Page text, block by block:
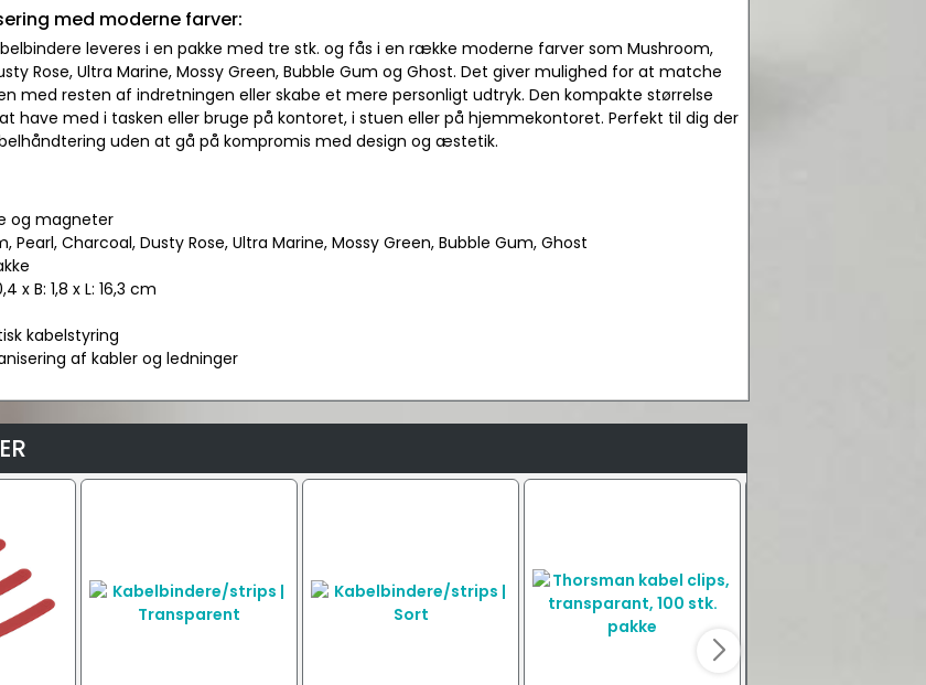
med moderne farver:
leveres i en pakke med tre stk. og fås i en række moderne farver som Mushroom,
Rose, Ultra Marine, Mossy Green, Bubble Gum og Ghost. Det giver mulighed for at matche
med resten af indretningen eller skabe et mere personligt udtryk. Den kompakte størrelse
have med i tasken eller bruge på kontoret, i stuen eller på hjemmekontoret. Perfekt til dig der
uden at gå på kompromis med design og æstetik.
og magneter
Pearl, Charcoal, Dusty Rose, Ultra Marine, Mossy Green, Bubble Gum, Ghost
x B: 1,8 x L: 16,3 cm
kabelstyring
af kabler og ledninger